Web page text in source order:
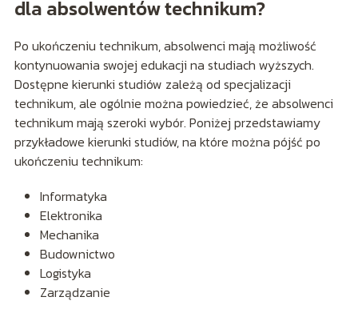
dla absolwentów technikum?
Po ukończeniu technikum, absolwenci mają możliwość
kontynuowania swojej edukacji na studiach wyższych.
Dostępne kierunki studiów zależą od specjalizacji
technikum, ale ogólnie można powiedzieć, że absolwenci
technikum mają szeroki wybór. Poniżej przedstawiamy
przykładowe kierunki studiów, na które można pójść po
ukończeniu technikum:
Informatyka
Elektronika
Mechanika
Budownictwo
Logistyka
Zarządzanie